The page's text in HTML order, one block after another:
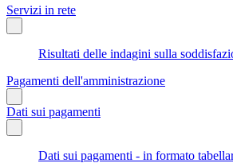
Servizi in rete
Risultati delle indagini sulla
Pagamenti dell'amministrazione
Dati sui pagamenti
Dati sui pagamenti - in formato